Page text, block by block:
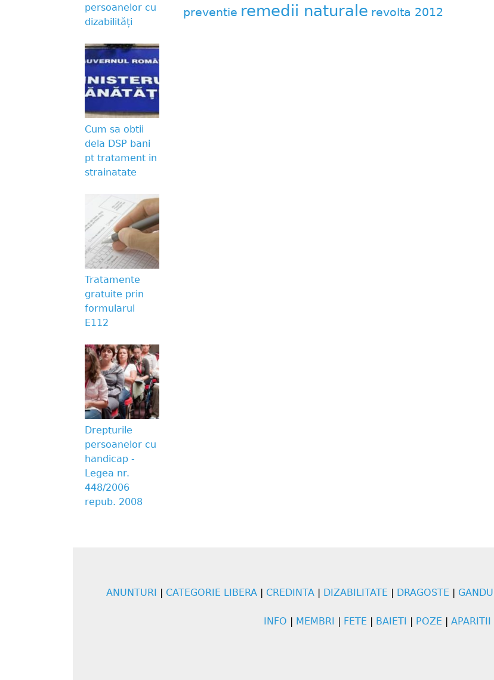
preventie remedii naturale revolta 2012
persoanelor cu
dizabilități
Cum sa obtii
dela DSP bani
pt tratament in
strainatate
Tratamente
gratuite prin
formularul
E112
Drepturile
persoanelor cu
handicap -
Legea nr.
448/2006
repub. 2008
ANUNTURI CATEGORIE LIBERA CREDINTA DIZABILITATE DRAGOSTE
INFO MEMBRI FETE BAIETI POZE APARITII